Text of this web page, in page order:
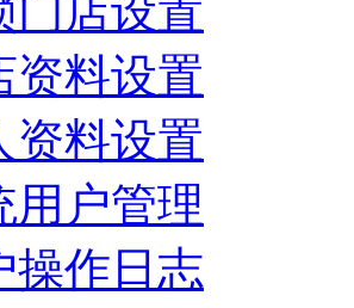
门店设置
资料设置
资料设置
用户管理
操作日志